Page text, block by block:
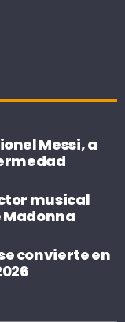
Messi, a
musical
Madonna
convierte en